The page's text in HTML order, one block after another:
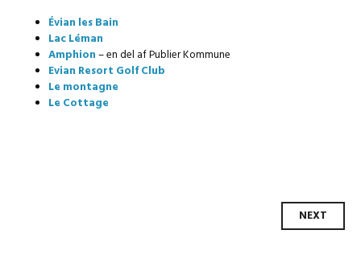
Évian les Bain
Lac Léman
Amphion– en del af Publier Kommune
Evian Resort Golf Club
Le montagne
Le Cottage
NEXT